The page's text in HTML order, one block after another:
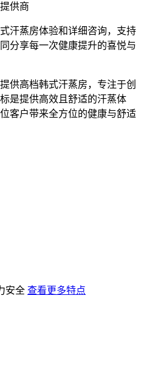
供商
汗蒸房体验和详细咨询，支持
分享每一次健康提升的喜悦与
供高档韩式汗蒸房，专注于创
是提供高效且舒适的汗蒸体
客户带来全方位的健康与舒适
安全 查看更多特点